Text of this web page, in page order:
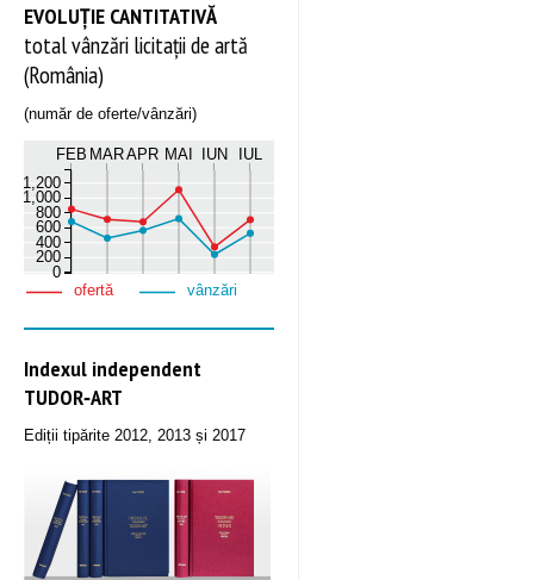
EVOLUȚIE CANTITATIVĂ
total vânzări licitații de artă
(România)
(număr de oferte/vânzări)
FEB MARAPR MAI IUN IUL
0
200
400
600
800
1,000
1,200
ofertă vânzări
Indexul independent
TUDOR‑ART
Ediții tipărite 2012, 2013 și 2017